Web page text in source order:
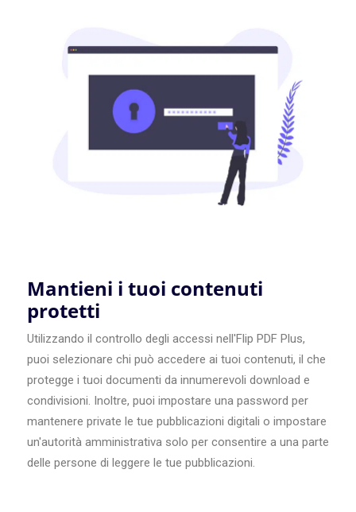
Mantieni i tuoi contenuti
protetti
Utilizzando il controllo degli accessi nell'Flip PDF Plus,
puoi selezionare chi può accedere ai tuoi contenuti, il che
protegge i tuoi documenti da innumerevoli download e
condivisioni. Inoltre, puoi impostare una password per
mantenere private le tue pubblicazioni digitali o impostare
un'autorità amministrativa solo per consentire a una parte
delle persone di leggere le tue pubblicazioni.